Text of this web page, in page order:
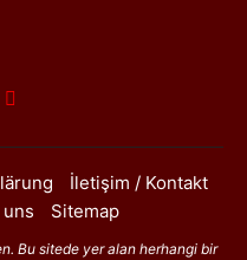
İletişim / Kontakt
uns
Sitemap
Bu sitede yer alan herhangi bir